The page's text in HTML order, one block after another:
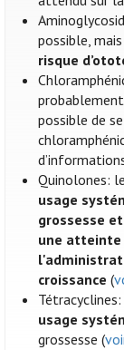
possible, mais
risque
possible de
Quinolones:
usage
grossesse
une atteinte
croissance (
usage
grossesse (